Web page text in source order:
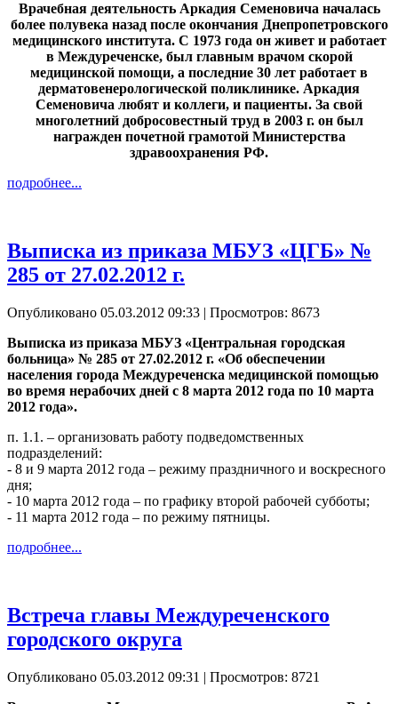
Врачебная деятельность Аркадия Семеновича началась
более полувека назад после окончания Днепропетровского
медицинского института. С 1973 года он живет и работает
в Междуреченске, был главным врачом скорой
медицинской помощи, а последние 30 лет работает в
дерматовенерологической поликлинике. Аркадия
Семеновича любят и коллеги, и пациенты. За свой
многолетний добросовестный труд в 2003 г. он был
награжден почетной грамотой Министерства
здравоохранения РФ.
подробнее...
Выписка из приказа МБУЗ «ЦГБ» №
285 от 27.02.2012 г.
Опубликовано 05.03.2012 09:33 | Просмотров: 8673
Выписка из приказа МБУЗ «Центральная городская
больница» № 285 от 27.02.2012 г. «Об обеспечении
населения города Междуреченска медицинской помощью
во время нерабочих дней с 8 марта 2012 года по 10 марта
2012 года».
п. 1.1. – организовать работу подведомственных
подразделений:
- 8 и 9 марта 2012 года – режиму праздничного и воскресного
дня;
- 10 марта 2012 года – по графику второй рабочей субботы;
- 11 марта 2012 года – по режиму пятницы.
подробнее...
Встреча главы Междуреченского
городского округа
Опубликовано 05.03.2012 09:31 | Просмотров: 8721